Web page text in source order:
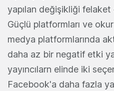
yapılan değişikliği
Güçlü platformları ve
medya platformlarında
daha az bir negatif etki
yayıncılarn elinde iki
Facebook'a daha fazla